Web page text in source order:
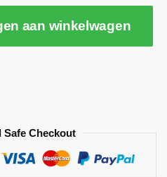
aan winkelwagen
Safe Checkout